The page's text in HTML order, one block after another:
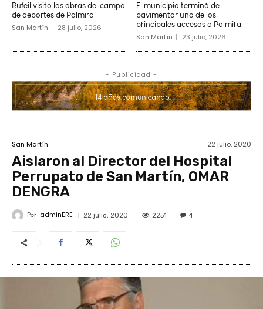
Rufeil visito las obras del campo
de deportes de Palmira
San Martín 28 julio, 2026
El municipio terminó de
pavimentar uno de los
principales accesos a Palmira
San Martín 23 julio, 2026
- Publicidad -